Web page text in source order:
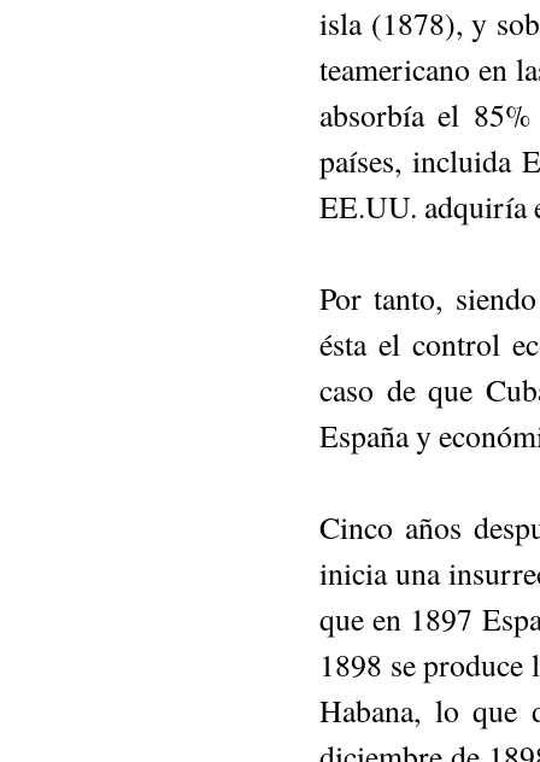
isla (1878), y
teamericano en
absorbía el
países, incluida
EE.UU. adquiría
Por tanto,
ésta el control
caso de que
España y
Cinco años
inicia una
que en 1897
1898 se produce
Habana, lo que